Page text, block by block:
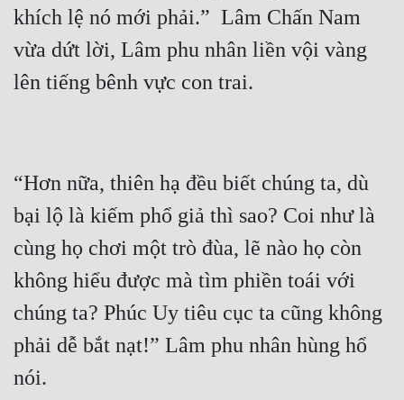
khích lệ nó mới phải.”  Lâm Chấn Nam
vừa dứt lời, Lâm phu nhân liền vội vàng
“Hơn nữa, thiên hạ đều biết chúng ta, dù
bại lộ là kiếm phổ giả thì sao? Coi như là
cùng họ chơi một trò đùa, lẽ nào họ còn
không hiểu được mà tìm phiền toái với
chúng ta? Phúc Uy tiêu cục ta cũng không
phải dễ bắt nạt!” Lâm phu nhân hùng hổ